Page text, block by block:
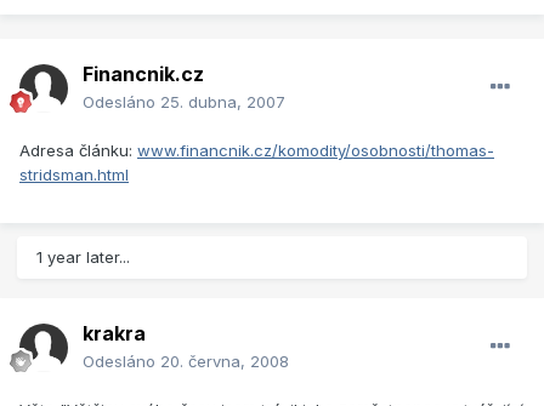
Financnik.cz
Odesláno 25. dubna, 2007
Adresa článku: www.financnik.cz/komodity/osobnosti/thomas-
stridsman.html
1 year later...
krakra
Odesláno 20. června, 2008